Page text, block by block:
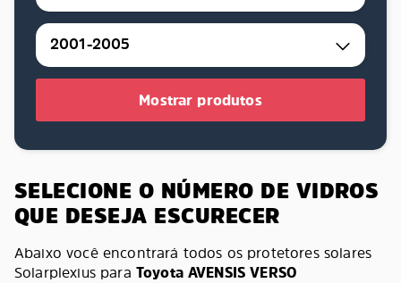
2001-2005
Mostrar produtos
SELECIONE O NÚMERO DE VIDROS
QUE DESEJA ESCURECER
Abaixo você encontrará todos os protetores solares
Solarplexius para Toyota AVENSIS VERSO